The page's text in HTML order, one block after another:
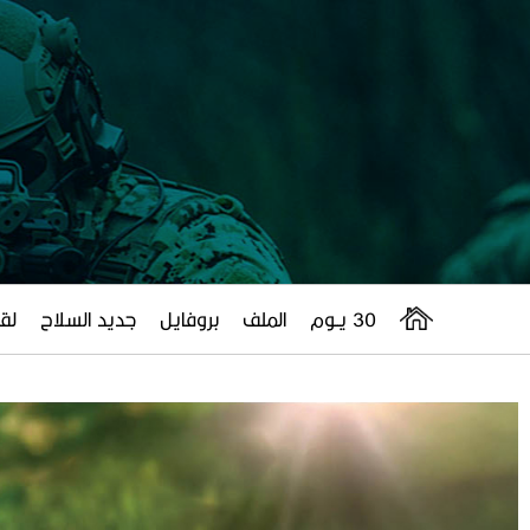
30 يــوم الملف بروفايل جديد السلاح